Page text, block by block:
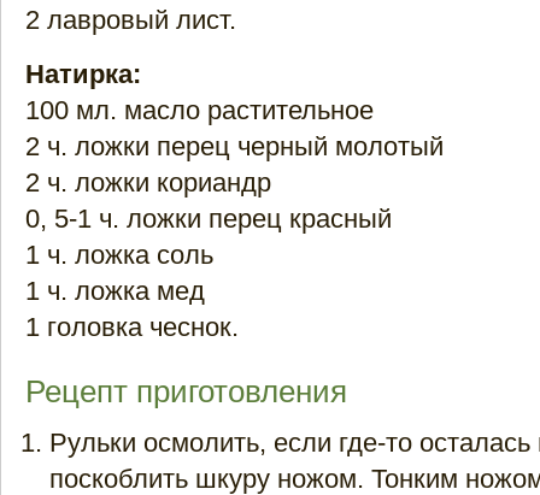
2 лавровый лист.
Натирка:
100 мл. масло растительное
2 ч. ложки перец черный молотый
2 ч. ложки кориандр
0, 5-1 ч. ложки перец красный
1 ч. ложка соль
1 ч. ложка мед
1 головка чеснок.
Рецепт приготовления
Рульки осмолить, если где-то
поскоблить шкуру ножом. Тонким